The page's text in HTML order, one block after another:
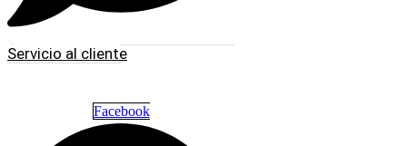
Servicio al cliente
Facebook